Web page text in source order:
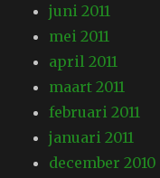
juni 2011
mei 2011
april 2011
maart 2011
februari 2011
januari 2011
december 2010